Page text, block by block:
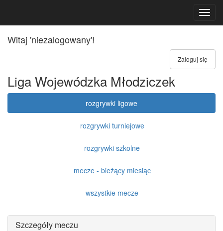
Witaj 'niezalogowany'!
Zaloguj się
Liga Wojewódzka Młodziczek
rozgrywki ligowe
rozgrywki turniejowe
rozgrywki szkolne
mecze - bieżący miesiąc
wszystkie mecze
Szczegóły meczu